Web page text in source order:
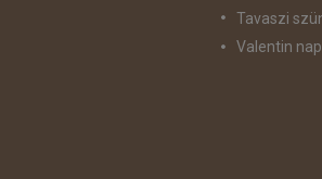
Tavaszi
Valentin nap